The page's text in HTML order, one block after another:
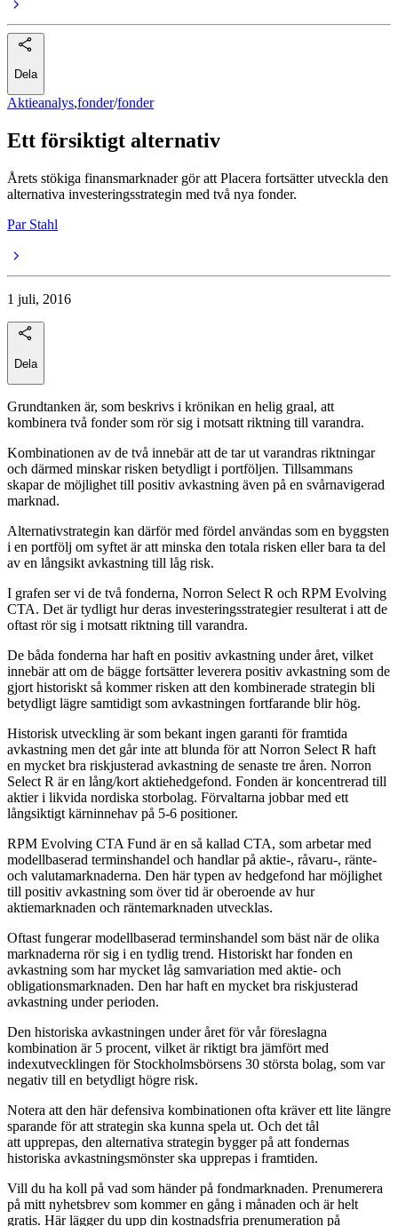
Dela
Aktieanalys,fonder/fonder
Ett försiktigt alternativ
Årets stökiga finansmarknader gör att Placera fortsätter utveckla den
alternativa investeringsstrategin med två nya fonder.
Par Stahl
1 juli, 2016
Dela
Grundtanken är, som beskrivs i krönikan en helig graal, att
kombinera två fonder som rör sig i motsatt riktning till varandra.
Kombinationen av de två innebär att de tar ut varandras riktningar
och därmed minskar risken betydligt i portföljen. Tillsammans
skapar de möjlighet till positiv avkastning även på en svårnavigerad
marknad.
Alternativstrategin kan därför med fördel användas som en byggsten
i en portfölj om syftet är att minska den totala risken eller bara ta del
av en långsikt avkastning till låg risk.
I grafen ser vi de två fonderna, Norron Select R och RPM Evolving
CTA. Det är tydligt hur deras investeringsstrategier resulterat i att de
oftast rör sig i motsatt riktning till varandra.
De båda fonderna har haft en positiv avkastning under året, vilket
innebär att om de bägge fortsätter leverera positiv avkastning som de
gjort historiskt så kommer risken att den kombinerade strategin bli
betydligt lägre samtidigt som avkastningen fortfarande blir hög.
Historisk utveckling är som bekant ingen garanti för framtida
avkastning men det går inte att blunda för att Norron Select R haft
en mycket bra riskjusterad avkastning de senaste tre åren. Norron
Select R är en lång/kort aktiehedgefond. Fonden är koncentrerad till
aktier i likvida nordiska storbolag. Förvaltarna jobbar med ett
långsiktigt kärninnehav på 5-6 positioner.
RPM Evolving CTA Fund är en så kallad CTA, som arbetar med
modellbaserad terminshandel och handlar på aktie-, råvaru-, ränte-
och valutamarknaderna. Den här typen av hedgefond har möjlighet
till positiv avkastning som över tid är oberoende av hur
aktiemarknaden och räntemarknaden utvecklas.
Oftast fungerar modellbaserad terminshandel som bäst när de olika
marknaderna rör sig i en tydlig trend. Historiskt har fonden en
avkastning som har mycket låg samvariation med aktie- och
obligationsmarknaden. Den har haft en mycket bra riskjusterad
avkastning under perioden.
Den historiska avkastningen under året för vår föreslagna
kombination är 5 procent, vilket är riktigt bra jämfört med
indexutvecklingen för Stockholmsbörsens 30 största bolag, som var
negativ till en betydligt högre risk.
Notera att den här defensiva kombinationen ofta kräver ett lite längre
sparande för att strategin ska kunna spela ut. Och det tål
att upprepas, den alternativa strategin bygger på att fondernas
historiska avkastningsmönster ska upprepas i framtiden.
Vill du ha koll på vad som händer på fondmarknaden. Prenumerera
på mitt nyhetsbrev som kommer en gång i månaden och är helt
gratis. Här lägger du upp din kostnadsfria prenumeration på